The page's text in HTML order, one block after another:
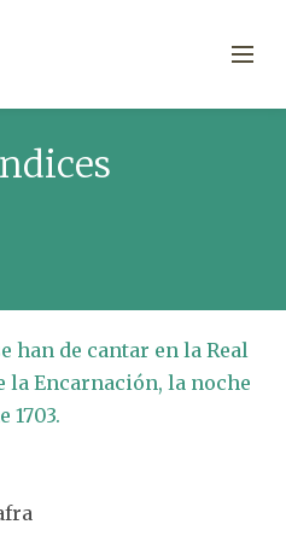
han de cantar en la Real
la Encarnación, la noche
1703.